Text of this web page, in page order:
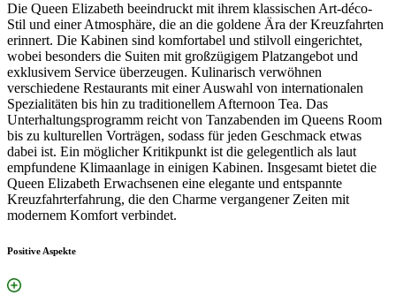
Die Queen Elizabeth beeindruckt mit ihrem klassischen Art-déco-
Stil und einer Atmosphäre, die an die goldene Ära der Kreuzfahrten
erinnert. Die Kabinen sind komfortabel und stilvoll eingerichtet,
wobei besonders die Suiten mit großzügigem Platzangebot und
exklusivem Service überzeugen. Kulinarisch verwöhnen
verschiedene Restaurants mit einer Auswahl von internationalen
Spezialitäten bis hin zu traditionellem Afternoon Tea. Das
Unterhaltungsprogramm reicht von Tanzabenden im Queens Room
bis zu kulturellen Vorträgen, sodass für jeden Geschmack etwas
dabei ist. Ein möglicher Kritikpunkt ist die gelegentlich als laut
empfundene Klimaanlage in einigen Kabinen. Insgesamt bietet die
Queen Elizabeth Erwachsenen eine elegante und entspannte
Kreuzfahrterfahrung, die den Charme vergangener Zeiten mit
modernem Komfort verbindet.
Positive Aspekte